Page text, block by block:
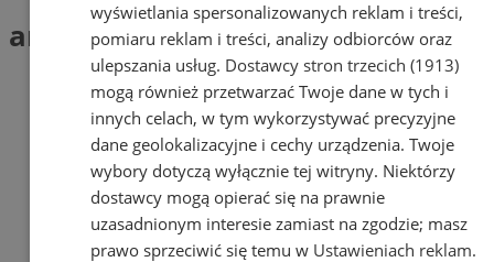
antykoncepcja hormonalna (1)
wyświetlania spersonalizowanych reklam i treści,
pomiaru reklam i treści, analizy odbiorców oraz
ulepszania usług. Dostawcy stron trzecich (1913)
mogą również przetwarzać Twoje dane w tych i
innych celach, w tym wykorzystywać precyzyjne
dane geolokalizacyjne i cechy urządzenia. Twoje
wybory dotyczą wyłącznie tej witryny. Niektórzy
dostawcy mogą opierać się na prawnie
uzasadnionym interesie zamiast na zgodzie; masz
prawo sprzeciwić się temu w Ustawieniach reklam.